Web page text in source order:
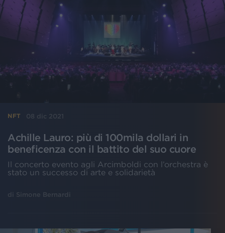
NFT 08 dic 2021
Achille Lauro: più di 100mila dollari in
beneficenza con il battito del suo cuore
Il concerto evento agli Arcimboldi con l’orchestra è
stato un successo di arte e solidarietà
di Simone Bernardi